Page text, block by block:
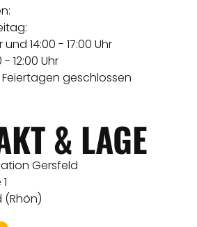
und 14:00 - 17:00 Uhr
12:00 Uhr
geschlossen
& LAGE
Gersfeld
(Rhön)